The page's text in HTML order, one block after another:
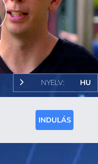
NYELV: HU
INDULÁS